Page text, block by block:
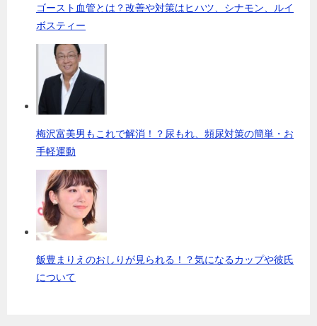
ゴースト血管とは？改善や対策はヒハツ、シナモン、ルイ
ボスティー
梅沢富美男もこれで解消！？尿もれ、頻尿対策の簡単・お
手軽運動
飯豊まりえのおしりが見られる！？気になるカップや彼氏
について